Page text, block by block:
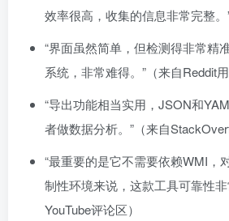
效率很高，收集的信息非常完整。
“界面虽然简单，但检测得非常精
系统，非常难得。”（来自Reddit用
“导出功能相当实用，JSON和
者做数据分析。”（来自
“最重要的是它不需要依赖WMI，
制性环境来说，这款工具可靠性非
YouTube评论区）